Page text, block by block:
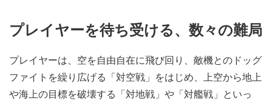
プレイヤーを待ち受ける、数々の難局
プレイヤーは、空を自由自在に飛び回り、敵機とのドッグ
ファイトを繰り広げる「対空戦」をはじめ、上空から地上
や海上の目標を破壊する「対地戦」や「対艦戦」といっ